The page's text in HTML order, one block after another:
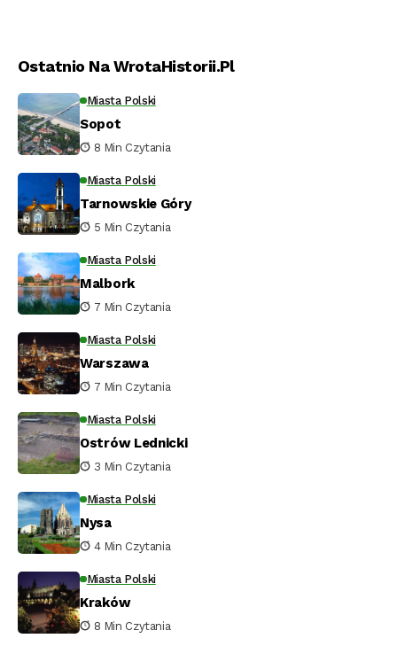
Ostatnio Na WrotaHistorii.pl
Miasta Polski
Sopot
8 Min Czytania
Miasta Polski
Tarnowskie Góry
5 Min Czytania
Miasta Polski
Malbork
7 Min Czytania
Miasta Polski
Warszawa
7 Min Czytania
Miasta Polski
Ostrów Lednicki
3 Min Czytania
Miasta Polski
Nysa
4 Min Czytania
Miasta Polski
Kraków
8 Min Czytania